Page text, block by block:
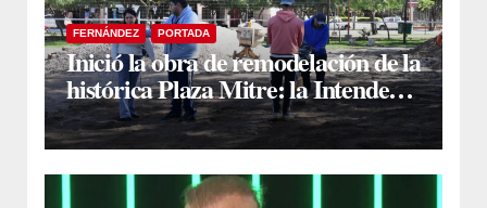
FERNÁNDEZ PORTADA
Inició la obra de remodelación de la
histórica Plaza Mitre: la Intendente
Yanina Iturre supervisó los
primeros trabajos